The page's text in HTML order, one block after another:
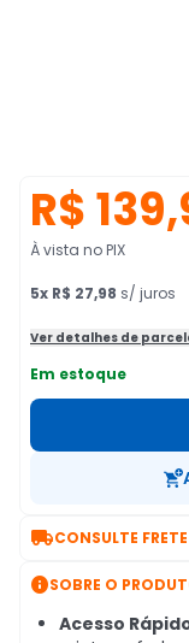
R$
À vista no PIX
5x R$ 27,98 s/ juros
Ver detalhes de
Em estoque
CONSULTE FRETE
SOBRE O
Acesso